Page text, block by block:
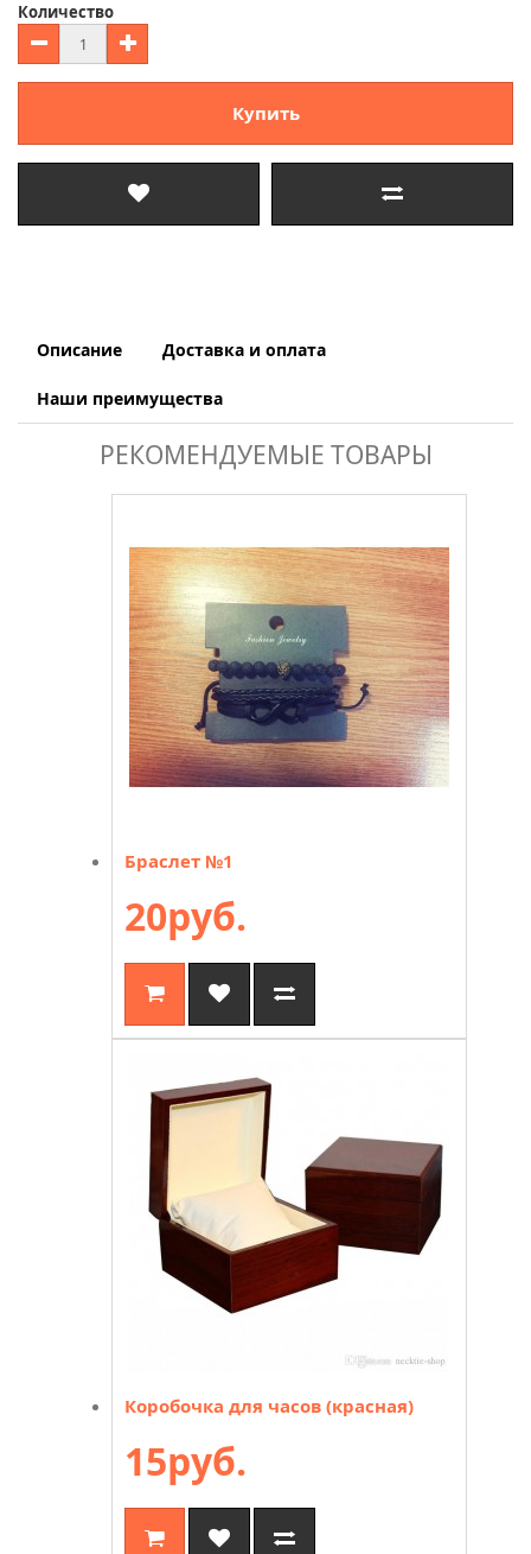
Количество
Купить
Описание Доставка и оплата
Наши преимущества
РЕКОМЕНДУЕМЫЕ ТОВАРЫ
Браслет №1
20руб.
Коробочка для часов (красная)
15руб.